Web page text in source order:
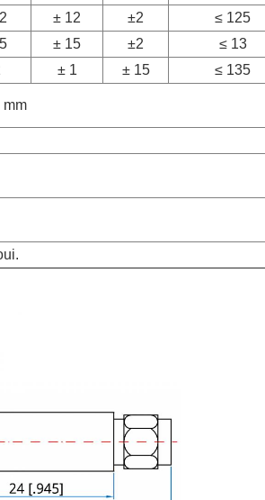
± 12 ±2
≤ 125
± 15 ±2 ≤ 13
± 1 ± 15
≤ 135